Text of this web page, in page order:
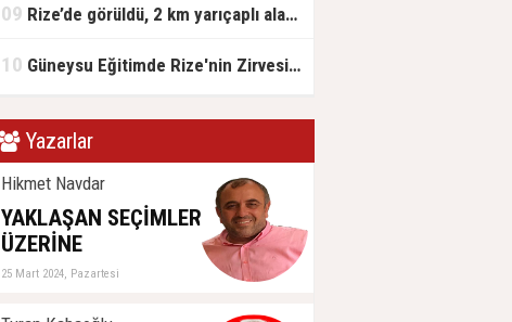
09 Rize’de görüldü, 2 km yarıçaplı alan karantinada
10 Güneysu Eğitimde Rize'nin Zirvesinde: LGS ve YKS’de Rize Birinciliği Geldi!
Yazarlar
Hikmet Navdar
YAKLAŞAN SEÇİMLER
ÜZERİNE
25 Mart 2024, Pazartesi